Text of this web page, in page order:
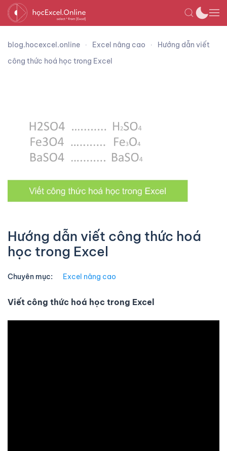
blog.hocexcel.online Excel nâng cao
Hướng dẫn viết
công thức hoá học trong Excel
Hướng dẫn viết công thức hoá
học trong Excel
Chuyên mục: Excel nâng cao
Viết công thức hoá học trong Excel